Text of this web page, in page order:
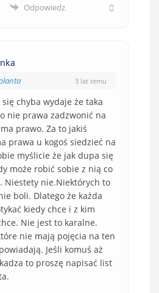
Odpowiedz
3 lat temu
chyba wydaje że taka
nie prawa zadzwonić na
prawo. Za to jakiś
prawa u kogoś siedzieć na
myślicie że jak dupa się
może robić sobie z nią co
Niestety nie.Niektórych to
boli. Dlatego że każda
kiedy chce i z kim
Nie jest to karalne.
nie mają pojęcia na ten
Jeśli komuś aż
to proszę napisać list